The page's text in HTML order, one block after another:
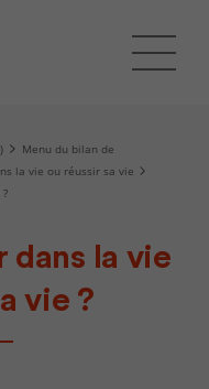
Menu du bilan de
la vie ou réussir sa vie
dans la vie
vie ?